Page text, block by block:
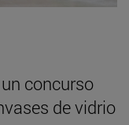
concurso
de vidrio